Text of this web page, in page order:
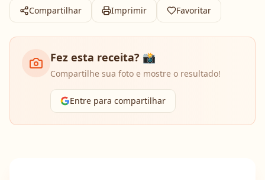
Compartilhar Imprimir Favoritar
Fez esta receita? 📸
Compartilhe sua foto e mostre o resultado!
Entre para compartilhar